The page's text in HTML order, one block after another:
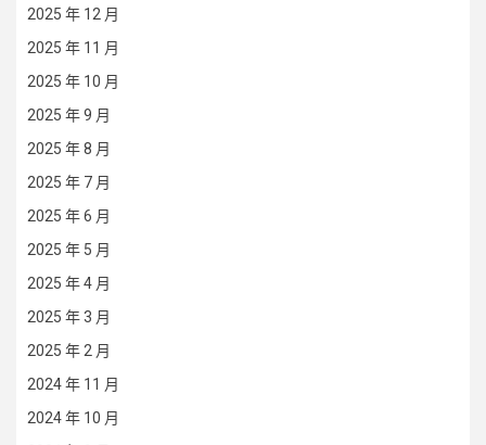
2025 年 12 月
2025 年 11 月
2025 年 10 月
2025 年 9 月
2025 年 8 月
2025 年 7 月
2025 年 6 月
2025 年 5 月
2025 年 4 月
2025 年 3 月
2025 年 2 月
2024 年 11 月
2024 年 10 月